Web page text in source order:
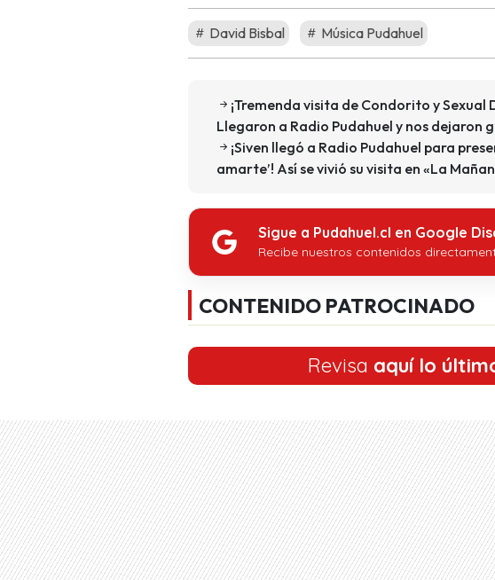
David Bisbal Música Pudahuel
¡Tremenda visita de Condorito y
Llegaron a Radio Pudahuel y nos dejaron
¡Siven llegó a Radio Pudahuel para
amarte’! Así se vivió su visita en «La
Sigue a Pudahuel.cl en Google
Recibe nuestros contenidos
CONTENIDO PATROCINADO
Revisa aquí lo